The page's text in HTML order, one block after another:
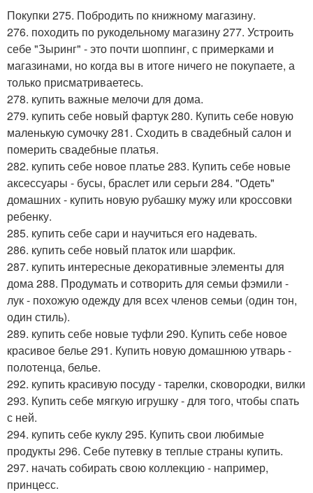
Покупки 275. Побродить по книжному магазину.
276. походить по рукодельному магазину 277. Устроить
себе "Зыринг" - это почти шоппинг, с примерками и
магазинами, но когда вы в итоге ничего не покупаете, а
только присматриваетесь.
278. купить важные мелочи для дома.
279. купить себе новый фартук 280. Купить себе новую
маленькую сумочку 281. Сходить в свадебный салон и
померить свадебные платья.
282. купить себе новое платье 283. Купить себе новые
аксессуары - бусы, браслет или серьги 284. "Одеть"
домашних - купить новую рубашку мужу или кроссовки
ребенку.
285. купить себе сари и научиться его надевать.
286. купить себе новый платок или шарфик.
287. купить интересные декоративные элементы для
дома 288. Продумать и сотворить для семьи фэмили -
лук - похожую одежду для всех членов семьи (один тон,
один стиль).
289. купить себе новые туфли 290. Купить себе новое
красивое белье 291. Купить новую домашнюю утварь -
полотенца, белье.
292. купить красивую посуду - тарелки, сковородки, вилки
293. Купить себе мягкую игрушку - для того, чтобы спать
с ней.
294. купить себе куклу 295. Купить свои любимые
продукты 296. Себе путевку в теплые страны купить.
297. начать собирать свою коллекцию - например,
принцесс.